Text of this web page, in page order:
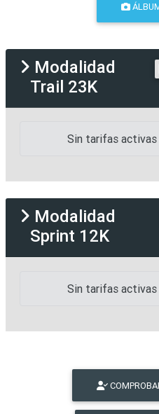
Modalidad
Trail 23K
Sin tarifas activas
Modalidad
Sprint 12K
Sin tarifas activas